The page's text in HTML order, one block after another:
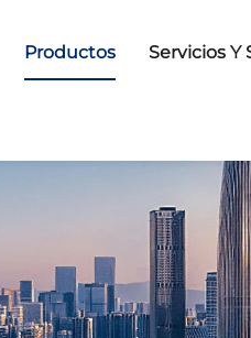
Productos Servicios Y